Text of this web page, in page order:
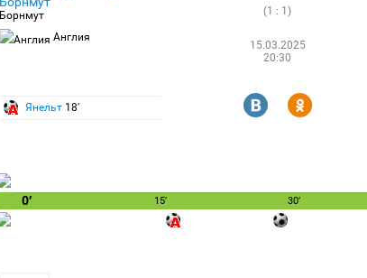
Борнмут
Англия
(1 : 1)
15.03.2025
20:30
Янельт 18′ R Y
0′ 15′ 30′